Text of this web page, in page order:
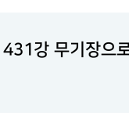
431강 무기장으